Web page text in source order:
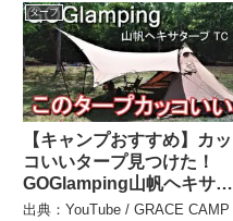
タープ
【キャンプおすすめ】カッ
コいいタープ見つけた！
GOGlamping山帆ヘキサタ
ープ先行レビュー –
出典：YouTube / GRACE CAMP